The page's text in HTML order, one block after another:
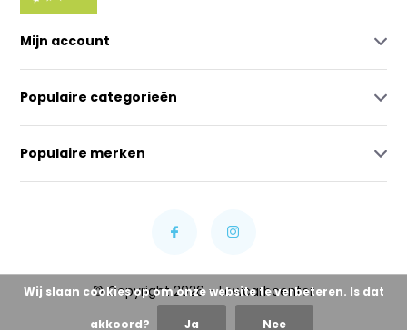
Mijn account
Populaire categorieën
Populaire merken
© Copyright 2026 - Lowcarbcenter
Wij slaan cookies op om onze website te verbeteren. Is dat
akkoord? Ja Nee